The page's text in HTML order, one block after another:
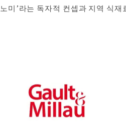
미’라는 독자적 컨셉과 지역 식재